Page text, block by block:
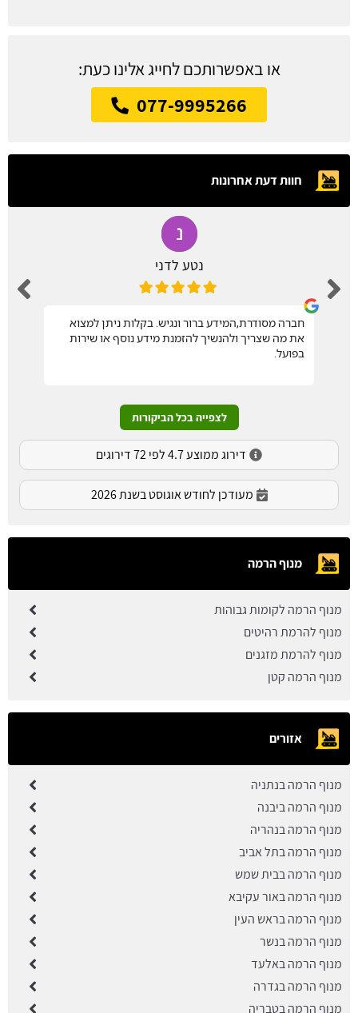
או באפשרותכם לחייג אלינו כעת:
077-9995266
חוות דעת אחרונות
נטע לדני
חברה מסודרת,המידע ברור ונגיש. בקלות ניתן למצוא
את מה שצריך ולהנשיך להזמנת מידע נוסף או שירות
בפועל.
לצפייה בכל הביקורות
דירוג ממוצע 4.7 לפי 72 דירוגים
מעודכן לחודש אוגוסט בשנת 2026
מנוף הרמה
מנוף הרמה לקומות גבוהות
מנוף להרמת רהיטים
מנוף להרמת מזגנים
מנוף הרמה קטן
אזורים
מנוף הרמה בנתניה
מנוף הרמה ביבנה
מנוף הרמה בנהריה
מנוף הרמה בתל אביב
מנוף הרמה בבית שמש
מנוף הרמה באור עקיבא
מנוף הרמה בראש העין
מנוף הרמה בנשר
מנוף הרמה באלעד
מנוף הרמה בגדרה
מנוף הרמה בטבריה